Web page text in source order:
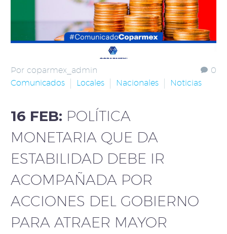
0
Por coparmex_admin
Comunicados
Locales Nacionales Noticias
16 FEB: POLÍTICA
MONETARIA QUE DA
ESTABILIDAD DEBE IR
ACOMPAÑADA POR
ACCIONES DEL GOBIERNO
PARA ATRAER MAYOR